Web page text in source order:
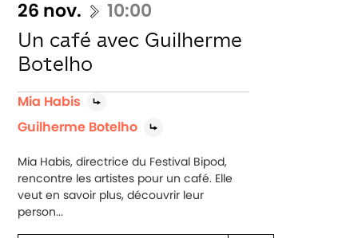
26 nov. 10:00
Un café avec Guilherme
Botelho
Mia Habis
Guilherme Botelho
Mia Habis, directrice du Festival Bipod,
rencontre les artistes pour un café. Elle
veut en savoir plus, découvrir leur
person...